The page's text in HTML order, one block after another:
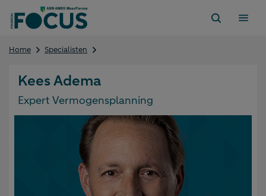
naar
Home Specialisten
Kees Adema
Expert Vermogensplanning